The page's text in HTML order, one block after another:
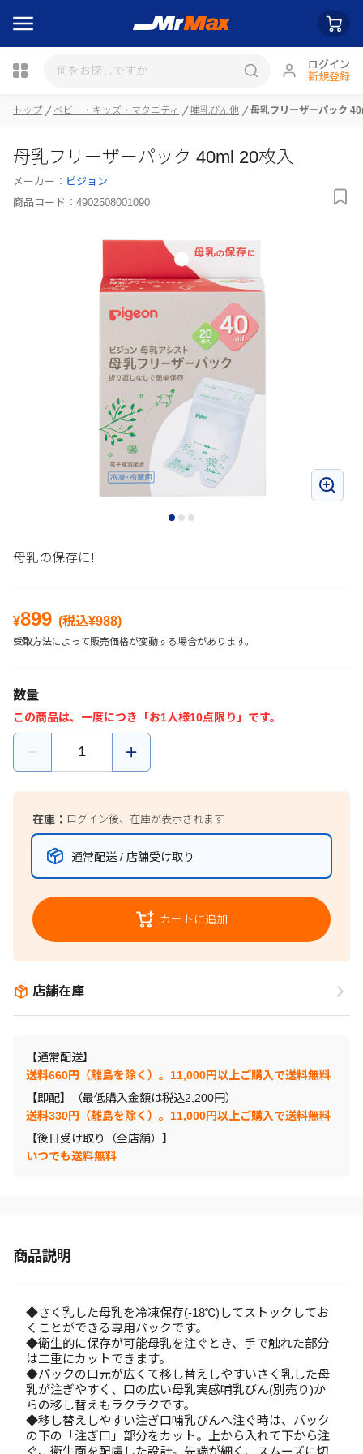
ログイン
新規登録
瓶詰
トップ ベビー・キッズ・マタニティ 哺乳びん他 母乳フリーザーパック
母乳フリーザーパック 40ml 20枚入
メーカー： ピジョン
商品コード： 4902508001090
母乳の保存に!
¥899 (税込¥988)
受取方法によって販売価格が変動する場合があります。
数量
この商品は、一度につき「お1人様10点限り」です。
在庫： ログイン後、在庫が表示されます
通常配送 / 店舗受け取り
カートに追加
店舗在庫
【通常配送】
送料660円（離島を除く）。11,000円以上ご購入で送料無料
【即配】（最低購入金額は税込2,200円）
送料330円（離島を除く）。11,000円以上ご購入で送料無料
【後日受け取り（全店舗）】
いつでも送料無料
商品説明
◆さく乳した母乳を冷凍保存(-18℃)してストックしてお
くことができる専用パックです。
◆衛生的に保存が可能母乳を注ぐとき、手で触れた部分
は二重にカットできます。
◆パックの口元が広くて移し替えしやすいさく乳した母
乳が注ぎやすく、口の広い母乳実感哺乳びん(別売り)か
らの移し替えもラクラクです。
◆移し替えしやすい注ぎ口哺乳びんへ注ぐ時は、パック
の下の「注ぎ口」部分をカット。上から入れて下から注
ぐ、衛生面を配慮した設計。先端が細く、スムーズに切